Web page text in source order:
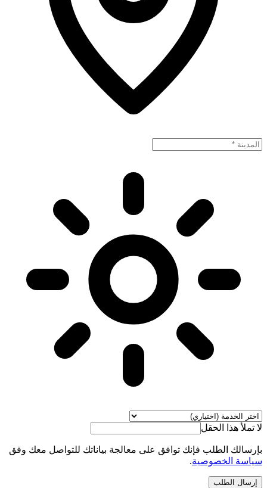
لا تملأ هذا الحقل
بإرسالك الطلب فإنك توافق على معالجة بياناتك للتواصل معك وفق
سياسة الخصوصية.
إرسال الطلب